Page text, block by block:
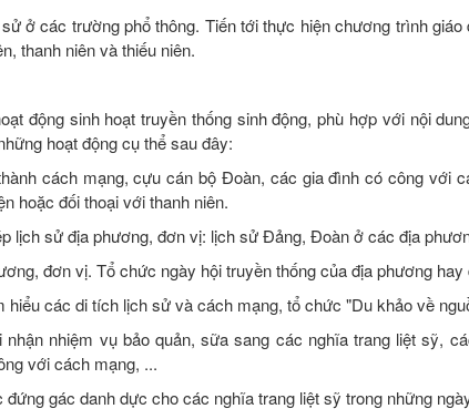
ở các trường phổ thông. Tiến tới thực hiện chương trình
thanh niên và thiếu niên.
động sinh hoạt truyền thống sinh động, phù hợp với nội
hoạt động cụ thể sau đây:
cách mạng, cựu cán bộ Đoàn, các gia đình có công với
hoặc đối thoại với thanh niên.
lịch sử địa phương, đơn vị: lịch sử Đảng, Đoàn ở các địa
đơn vị. Tổ chức ngày hội truyền thống của địa phương
các di tích lịch sử và cách mạng, tổ chức "Du khảo về
nhiệm vụ bảo quản, sữa sang các nghĩa trang liệt sỹ,
với cách mạng, ...
gác danh dực cho các nghĩa trang liệt sỹ trong những